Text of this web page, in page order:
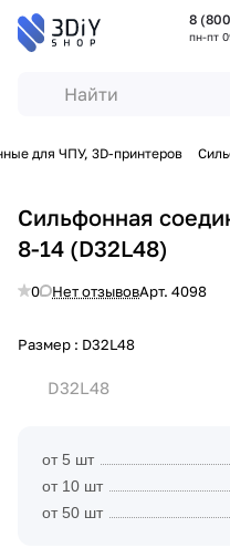
8
пн-пт
для ЧПУ, 3D-принтеров
Сильфонная
8-14 (D32L48)
0 Нет отзывовАрт. 4098
Размер : D32L48
D32L48
от 5 шт
от 10 шт
от 50 шт